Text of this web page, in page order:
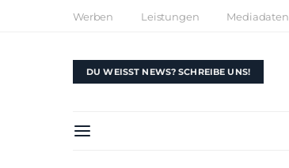
Werben Leistungen Mediadaten
DU WEISST NEWS? SCHREIBE UNS!